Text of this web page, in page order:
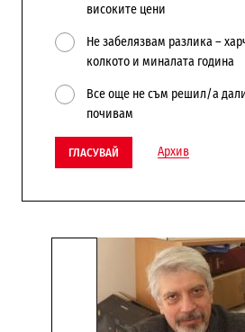
високите цени
Не забелязвам разлика –
колкото и миналата година
Все още не съм решил/а
почивам
ГЛАСУВАЙ Архив